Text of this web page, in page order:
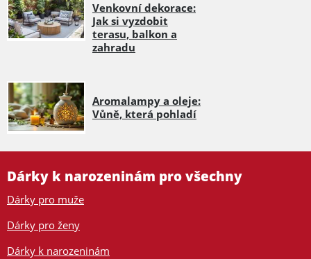
Venkovní dekorace:
Jak si vyzdobit
terasu, balkon a
zahradu
Aromalampy a oleje:
Vůně, která pohladí
Dárky k narozeninám pro všechny
Dárky pro muže
Dárky pro ženy
Dárky k narozeninám